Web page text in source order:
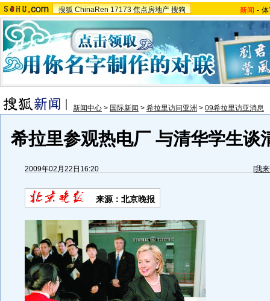
搜狐 ChinaRen 17173 焦点房地产 搜狗 新闻 -
新闻中心 > 国际新闻 > 希拉里访问亚洲 > 09希拉里访亚消息
希拉里参观热电厂 与清华学生谈
2009年02月22日16:20 [我
来源：北京晚报